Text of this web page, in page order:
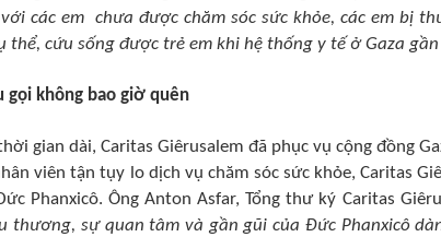
các em chưa được chăm sóc sức khỏe, các em bị
thể, cứu sống được trẻ em khi hệ thống y tế ở Gaza
gọi không bao giờ quên
gian dài, Caritas Giêrusalem đã phục vụ cộng đồng
viên tận tụy lo dịch vụ chăm sóc sức khỏe, Caritas
Phanxicô. Ông Anton Asfar, Tổng thư ký Caritas
thương, sự quan tâm và gần gũi của Đức Phanxicô